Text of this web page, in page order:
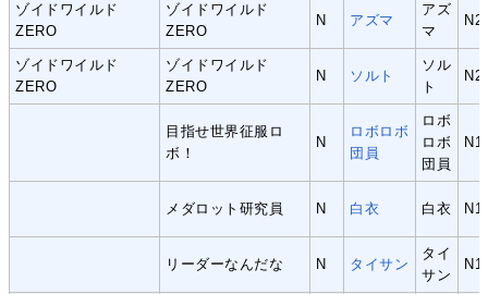
ゾイドワイルド
ZERO
ゾイドワイルド
ZERO
N アズマ
アズ
マ
N2
ゾイドワイルド
ZERO
ゾイドワイルド
ZERO
N ソルト
ソル
ト
N2
目指せ世界征服ロ
ボ！
N
ロボロボ
団員
ロボ
ロボ
団員
N1
メダロット研究員 N 白衣 白衣 N1
リーダーなんだな N タイサン
タイ
サン
N1